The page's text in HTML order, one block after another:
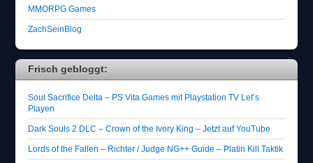
MMORPG Games
ZachSeinBlog
Frisch gebloggt:
Soul Sacrifice Delta – PS Vita Games mit Playstation TV Let’s
Playen
Dark Souls 2 DLC – Crown of the Ivory King – Jetzt auf YouTube
Lords of the Fallen – Richter / Judge NG++ Guide – Platin Kill Taktik